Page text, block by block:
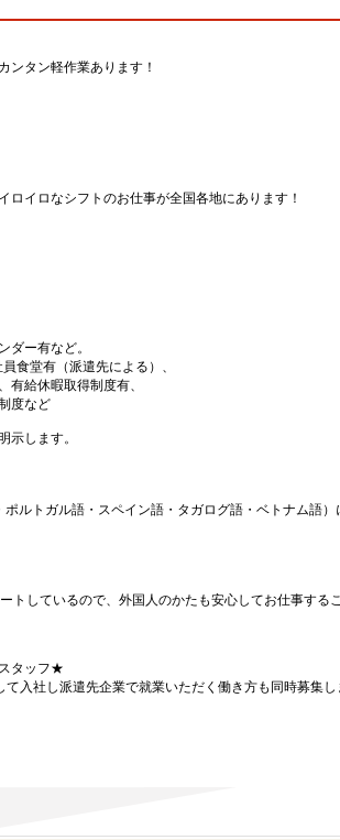
ンタン軽作業あります！
イロなシフトのお仕事が全国各地にあります！
ダー有など。
食堂有（派遣先による）、
有給休暇取得制度有、
度など
します。
ルトガル語・スペイン語・タガログ語・ベトナム語）
トしているので、外国人のかたも安心してお仕事する
タッフ★
入社し派遣先企業で就業いただく働き方も同時募集し